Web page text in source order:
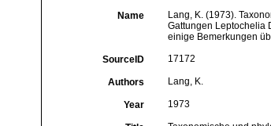
Name
Lang, K. (1973).
Gattungen Leptochelia
einige Bemerkungen
SourceID 17172
Authors Lang, K.
Year 1973